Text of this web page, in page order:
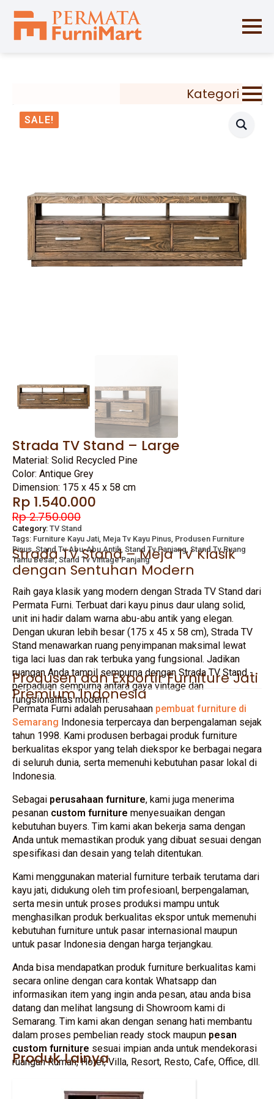
Kategori
SALE!
Strada TV Stand – Large
Material: Solid Recycled Pine
Color: Antique Grey
Dimension: 175 x 45 x 58 cm
Rp2.750.000
Original
price
was:
Rp 2.750.000.
Rp 1.540.000
Current
price
is:
Rp 1.540.000.
Category: TV Stand
Tags: Furniture Kayu Jati, Meja Tv Kayu Pinus, Produsen Furniture
Pinus,Stand Tv Abu-Abu Antik, Stand Tv Panjang, Stand Tv Ruang
Tamu Besar, Stand Tv Vintage Panjang
Strada TV Stand – Meja TV Klasik
dengan Sentuhan Modern
Raih gaya klasik yang modern dengan Strada TV Stand dari
Permata Furni. Terbuat dari kayu pinus daur ulang solid,
unit ini hadir dalam warna abu-abu antik yang elegan.
Dengan ukuran lebih besar (175 x 45 x 58 cm), Strada TV
Stand menawarkan ruang penyimpanan maksimal lewat
tiga laci luas dan rak terbuka yang fungsional. Jadikan
ruangan Anda tampil sempurna dengan Strada TV Stand -
perpaduan sempurna antara gaya vintage dan
fungsionalitas modern.
Produsen dan Exportir Furniture Jati
Premium Indonesia
Permata Furni adalah perusahaan pembuat furniture di
Semarang Indonesia terpercaya dan berpengalaman sejak
tahun 1998. Kami produsen berbagai produk furniture
berkualitas ekspor yang telah diekspor ke berbagai negara
di seluruh dunia, serta memenuhi kebutuhan pasar lokal di
Indonesia.
Sebagai perusahaan furniture, kami juga menerima
pesanan custom furniture menyesuaikan dengan
kebutuhan buyers. Tim kami akan bekerja sama dengan
Anda untuk memastikan produk yang dibuat sesuai dengan
spesifikasi dan desain yang telah ditentukan.
Kami menggunakan material furniture terbaik terutama dari
kayu jati, didukung oleh tim profesioanl, berpengalaman,
serta mesin untuk proses produksi mampu untuk
menghasilkan produk berkualitas ekspor untuk memenuhi
kebutuhan furniture untuk pasar internasional maupun
untuk pasar Indonesia dengan harga terjangkau.
Anda bisa mendapatkan produk furniture berkualitas kami
secara online dengan cara kontak Whatsapp dan
informasikan item yang ingin anda pesan, atau anda bisa
datang dan melihat langsung di Showroom kami di
Semarang. Tim kami akan dengan senang hati membantu
dalam proses pembelian ready stock maupun pesan
custom furniture sesuai impian anda untuk mendekorasi
ruangan Rumah, Hotel, Villa, Resort, Resto, Cafe, Office, dll.
Produk Lainya